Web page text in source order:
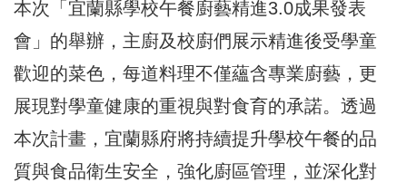
本次「宜蘭縣學校午餐廚藝精進3.0成果發表
會」的舉辦，主廚及校廚們展示精進後受學童
歡迎的菜色，每道料理不僅蘊含專業廚藝，更
展現對學童健康的重視與對食育的承諾。透過
本次計畫，宜蘭縣府將持續提升學校午餐的品
質與食品衛生安全，強化廚區管理，並深化對